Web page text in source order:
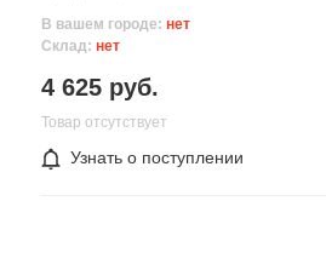
В вашем городе: нет
Склад: нет
4 625 руб.
Товар отсутствует
Узнать о поступлении